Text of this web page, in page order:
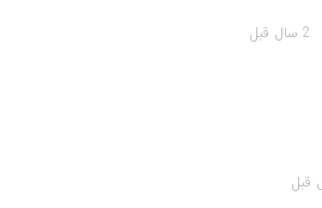
2 سال قبل